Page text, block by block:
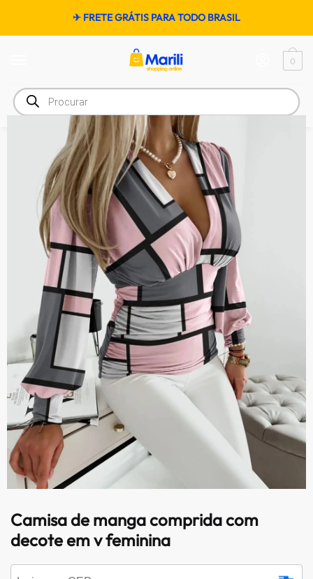
✈ FRETE GRÁTIS PARA TODO BRASIL
0
Início / Moda / Feminino
Camisa de manga comprida com
decote em v feminina